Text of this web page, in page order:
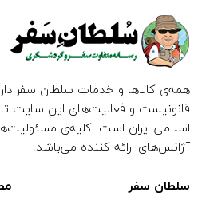
همه‌ی کالاها و خدمات سلطان سفر
قانونیست و فعالیت‌های این سایت
اسلامی ایران است. کلیه‌ی
آژانس‌های ارائه کننده می‌باشد.
سلطان سفر